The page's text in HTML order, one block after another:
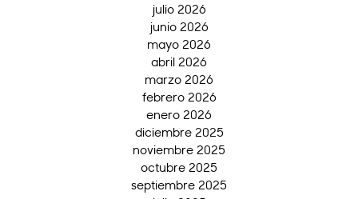
julio 2026
junio 2026
mayo 2026
abril 2026
marzo 2026
febrero 2026
enero 2026
diciembre 2025
noviembre 2025
octubre 2025
septiembre 2025